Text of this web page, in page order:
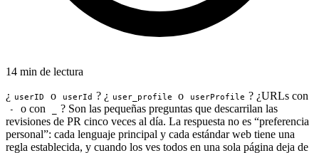
14 min de lectura
¿
userID o userId ? ¿ user_profile o userProfile ? ¿URLs con
- o con
? Son las pequeñas preguntas que descarrilan las
revisiones de PR cinco veces al día. La respuesta no es “preferencia
personal”: cada lenguaje principal y cada estándar web tiene una
regla establecida, y cuando los ves todos en una sola página deja de